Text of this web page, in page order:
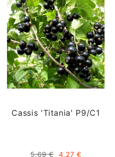
Cassis 'Titania' P9/C1
5,69 € 4,27 €